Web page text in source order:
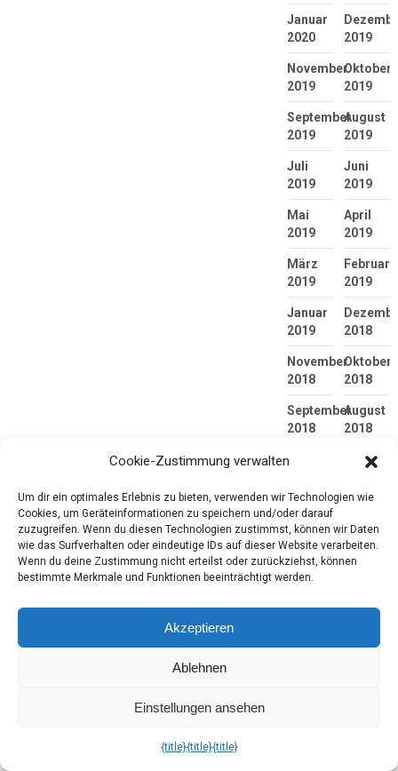
Januar
2020
2019
November
2019
Oktober
2019
September
2019
August
2019
Juli
2019
Juni
2019
Mai
2019
April
2019
März
2019
Februar
2019
Januar
2019
2018
November
2018
Oktober
2018
September
2018
August
2018
Juli
Juni
Mai
2018
2018
März
2018
Februar
Januar
Cookie-Zustimmung verwalten
Um dir ein optimales Erlebnis zu bieten, verwenden wir Technologien wie
Cookies, um Geräteinformationen zu speichern und/oder darauf
zuzugreifen. Wenn du diesen Technologien zustimmst, können wir Daten
wie das Surfverhalten oder eindeutige IDs auf dieser Website verarbeiten.
Wenn du deine Zustimmung nicht erteilst oder zurückziehst, können
bestimmte Merkmale und Funktionen beeinträchtigt werden.
Akzeptieren
Ablehnen
Einstellungen ansehen
{title}{title}{title}